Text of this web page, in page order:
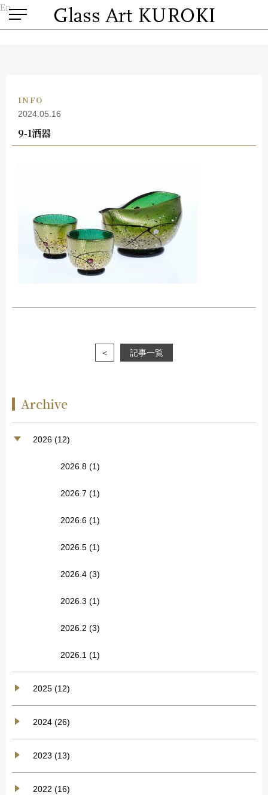
En
INFO
2024.05.16
9-1酒器
＜ 記事一覧
Archive
2026 (12)
2026.8 (1)
2026.7 (1)
2026.6 (1)
2026.5 (1)
2026.4 (3)
2026.3 (1)
2026.2 (3)
2026.1 (1)
2025 (12)
2024 (26)
2023 (13)
2022 (16)